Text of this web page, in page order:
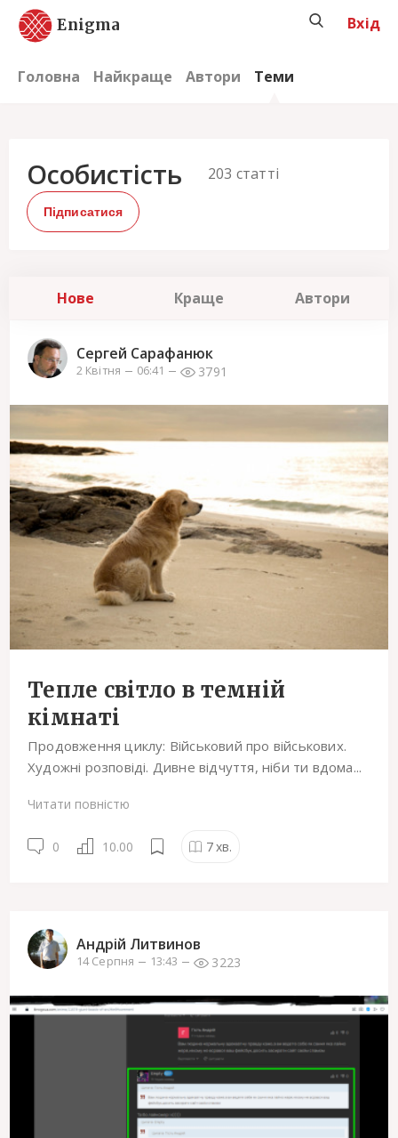
Enigma
Головна Найкраще Автори Теми
Вхід
Особистість 203 статті
Підписатися
Нове Краще Автори
Сергей Сарафанюк
2 Квітня 06:41 3791
Тепле світло в темній
кімнаті
Продовження циклу: Військовий про військових.
Художні розповіді. Дивне відчуття, ніби ти вдома...
Читати повністю
0 10.00 7хв.
Андрій Литвинов
14 Серпня 13:43 3223